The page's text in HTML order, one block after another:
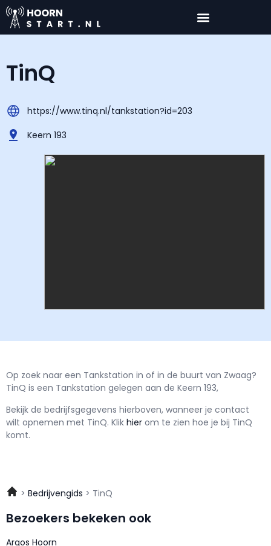
TinQ
https://www.tinq.nl/tankstation?id=203
Keern 193
Op zoek naar een Tankstation in of in de buurt van Zwaag?
TinQ is een Tankstation gelegen aan de Keern 193,
Bekijk de bedrijfsgegevens hierboven, wanneer je contact
wilt opnemen met TinQ. Klik hier om te zien hoe je bij TinQ
komt.
Bedrijvengids TinQ
Bezoekers bekeken ook
Argos Hoorn